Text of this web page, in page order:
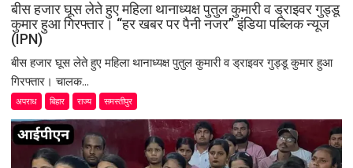
बीस हजार घूस लेते हुए महिला थानाध्यक्ष पुतुल कुमारी व ड्राइवर गुड्डू
कुमार हुआ गिरफ्तार। “हर खबर पर पैनी नजर” इंडिया पब्लिक न्यूज
(IPN)
बीस हजार घूस लेते हुए महिला थानाध्यक्ष पुतुल कुमारी व ड्राइवर गुड्डू कुमार हुआ
गिरफ्तार। चालक...
अपराध बिहार राज्य समस्तीपुर